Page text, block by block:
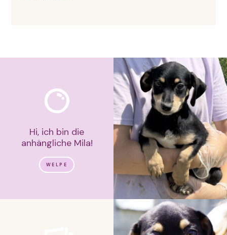
Hi, ich bin die
anhängliche Mila!
WELPE